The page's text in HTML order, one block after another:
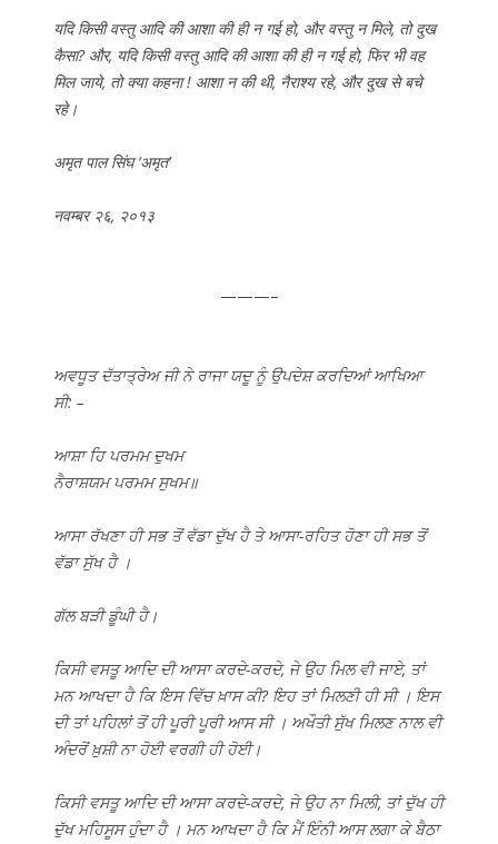
यदि किसी वस्तु आदि की आशा की ही न गई हो, और वस्तु न मिले, तो दुख
कैसा? और, यदि किसी वस्तु आदि की आशा की ही न गई हो, फिर भी वह
मिल जाये, तो क्या कहना ! आशा न की थी, नैराश्य रहे, और दुख से बचे
रहे।
अमृत पाल सिंघ ‘अमृत’
नवम्बर २६, २०१३
———–
ਅਵਧੂਤ ਦੱਤਾਤ੍ਰੇਅ ਜੀ ਨੇ ਰਾਜਾ ਯਦੂ ਨੂੰ ਉਪਦੇਸ਼ ਕਰਦਿਆਂ ਆਖਿਆ
ਸੀ: –
ਆਸ਼ਾ ਹਿ ਪਰਮਮ ਦੁਖਮ
ਨੈਰਾਸ਼ਯਮ ਪਰਮਮ ਸੁਖਮ॥
ਆਸਾ ਰੱਖਣਾ ਹੀ ਸਭ ਤੋਂ ਵੱਡਾ ਦੁੱਖ ਹੈ ਤੇ ਆਸਾ-ਰਹਿਤ ਹੋਣਾ ਹੀ ਸਭ ਤੋਂ
ਵੱਡਾ ਸੁੱਖ ਹੈ ।
ਗੱਲ ਬੜੀ ਡੂੰਘੀ ਹੈ।
ਕਿਸੀ ਵਸਤੂ ਆਦਿ ਦੀ ਆਸਾ ਕਰਦੇ-ਕਰਦੇ, ਜੇ ਉਹ ਮਿਲ ਵੀ ਜਾਏ, ਤਾਂ
ਮਨ ਆਖਦਾ ਹੈ ਕਿ ਇਸ ਵਿੱਚ ਖ਼ਾਸ ਕੀ? ਇਹ ਤਾਂ ਮਿਲਣੀ ਹੀ ਸੀ । ਇਸ
ਦੀ ਤਾਂ ਪਹਿਲਾਂ ਤੋਂ ਹੀ ਪੂਰੀ ਪੂਰੀ ਆਸ ਸੀ । ਅਖੌਤੀ ਸੁੱਖ ਮਿਲਣ ਨਾਲ ਵੀ
ਅੰਦਰੋਂ ਖ਼ੁਸ਼ੀ ਨਾ ਹੋਈ ਵਰਗੀ ਹੀ ਹੋਈ।
ਕਿਸੀ ਵਸਤੂ ਆਦਿ ਦੀ ਆਸਾ ਕਰਦੇ-ਕਰਦੇ, ਜੇ ਉਹ ਨਾ ਮਿਲੀ, ਤਾਂ ਦੁੱਖ ਹੀ
ਦੁੱਖ ਮਹਿਸੂਸ ਹੁੰਦਾ ਹੈ । ਮਨ ਆਖਦਾ ਹੈ ਕਿ ਮੈਂ ਇੰਨੀ ਆਸ ਲਗਾ ਕੇ ਬੈਠਾ